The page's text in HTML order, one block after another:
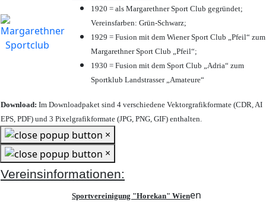
1920 = als Margarethner Sport Club gegründet;
Vereinsfarben: Grün-Schwarz;
1929 = Fusion mit dem Wiener Sport Club „Pfeil“ zum
Margarethner Sport Club „Pfeil“;
1930 = Fusion mit dem Sport Club „Adria“ zum
Sportklub Landstrasser „Amateure“
Download: Im Downloadpaket sind 4 verschiedene Vektorgrafikformate (CDR, AI
EPS, PDF) und 3 Pixelgrafikformate (JPG, PNG, GIF) enthalten.
×
×
Vereinsinformationen:
Sportvereinigung "Horekan" Wienen